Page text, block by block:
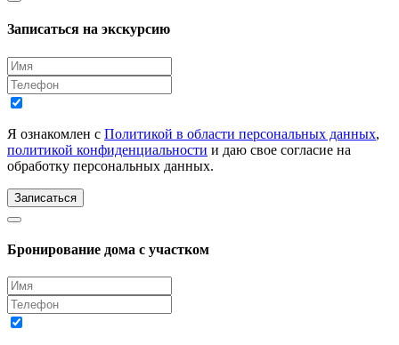
Записаться на экскурсию
Я ознакомлен с Политикой в области персональных данных,
политикой конфиденциальности и даю свое согласие на
обработку персональных данных.
Записаться
Бронирование дома с участком